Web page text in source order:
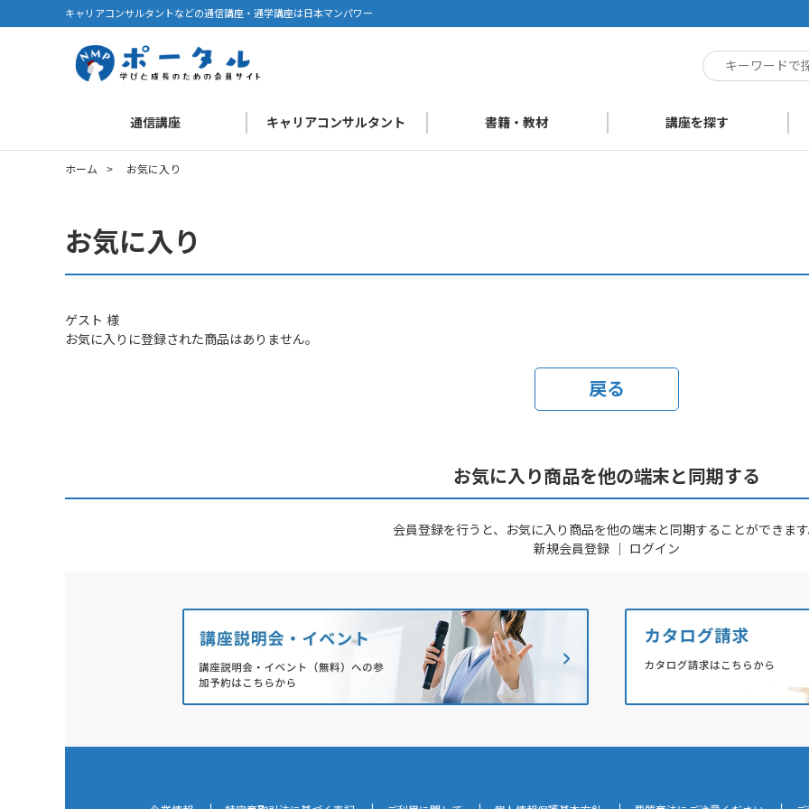
キャリアコンサルタントなどの通信講座・通学講座は日本マンパワー
通信講座 キャリアコンサルタント 書籍・教材 講座を探す
ホーム > お気に入り
お気に入り
ゲスト 様
お気に入りに登録された商品はありません。
戻る
お気に入り商品を他の端末と同期する
会員登録を行うと、お気に入り商品を他の端末と同期することができま
新規会員登録
ログイン